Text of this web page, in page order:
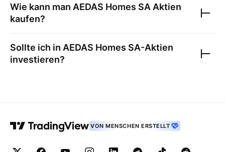
Wie kann man AEDAS Homes SA Aktien
kaufen?
Sollte ich in AEDAS Homes SA-Aktien
investieren?
VON MENSCHEN ERSTELLT